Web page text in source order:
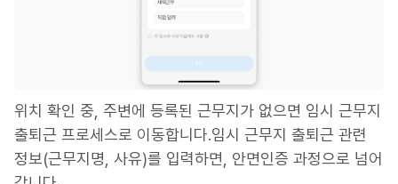
위치 확인 중, 주변에 등록된 근무지가 없으면 임시 근무지
출퇴근 프로세스로 이동합니다.임시 근무지 출퇴근 관련
정보(근무지명, 사유)를 입력하면, 안면인증 과정으로 넘어